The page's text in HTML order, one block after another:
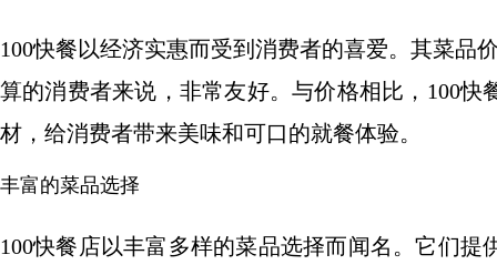
100快餐以经济实惠而受到消费者的喜爱。其菜品
算的消费者来说，非常友好。与价格相比，100
材，给消费者带来美味和可口的就餐体验。
丰富的菜品选择
100快餐店以丰富多样的菜品选择而闻名。它们